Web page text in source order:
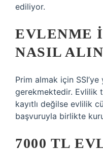
ediliyor.
EVLENME
NASIL
Prim almak için
gerekmektedir. Evlilik
kayıtlı değilse evlilik
başvuruyla birlikte
7000 TL